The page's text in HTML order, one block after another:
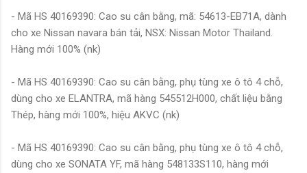
- Mã HS 40169390: Cao su cân bằng, mã: 54613-EB71A, dành
cho xe Nissan navara bán tải, NSX: Nissan Motor Thailand.
Hàng mới 100% (nk)
- Mã HS 40169390: Cao su cân bằng, phụ tùng xe ô tô 4 chỗ,
dùng cho xe ELANTRA, mã hàng 545512H000, chất liệu bằng
Thép, hàng mới 100%, hiệu AKVC (nk)
- Mã HS 40169390: Cao su cân bằng, phụ tùng xe ô tô 4 chỗ,
dùng cho xe SONATA YF, mã hàng 548133S110, hàng mới